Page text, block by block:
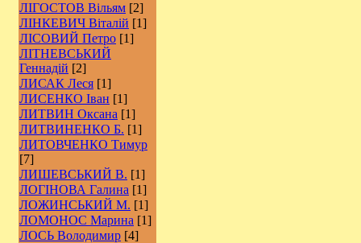
ЛІГОСТОВ Вільям [2]
ЛІНКЕВИЧ Віталій [1]
ЛІСОВИЙ Петро [1]
ЛІТНЕВСЬКИЙ
Геннадій [2]
ЛИСАК Леся [1]
ЛИСЕНКО Іван [1]
ЛИТВИН Оксана [1]
ЛИТВИНЕНКО Б. [1]
ЛИТОВЧЕНКО Тимур
[7]
ЛИШЕВСЬКИЙ В. [1]
ЛОГІНОВА Галина [1]
ЛОЖИНСЬКИЙ М. [1]
ЛОМОНОС Марина [1]
ЛОСЬ Володимир [4]